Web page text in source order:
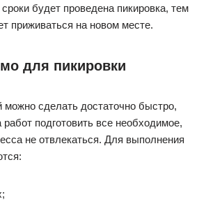
будет проведена пикировка, тем
приживаться на новом месте.
для пикировки
можно сделать достаточно быстро,
подготовить все необходимое,
не отвлекаться. Для выполнения